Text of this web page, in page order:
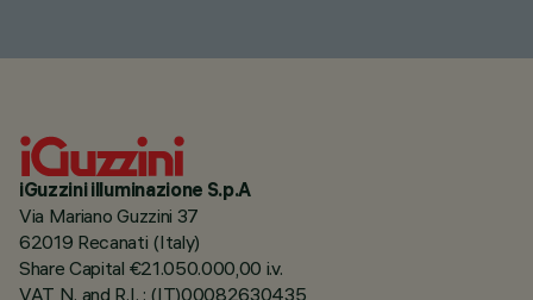
iGuzzini illuminazione S.p.A
Via Mariano Guzzini 37
62019 Recanati (Italy)
Share Capital €21.050.000,00 i.v.
VAT N. and R.I. : (IT)00082630435